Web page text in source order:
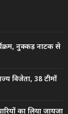
नुक्कड़ नाटक से
विजेता, 38 टीमों
का लिया जायजा